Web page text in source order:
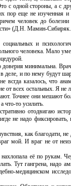
с одной стороны, а с
пор еще не изученная
человек до
(Д.Н. Мамин-
и
человека. Мало
минимальна.
деле, и по нему будут
казалось, что
от всех остальных. Я
Точнее они мешают
что-то усилить.
отодвигаю
не надо
как благодати,
мой. И враг не от
её по рукам.
Тут гангрена, надо
медицинском